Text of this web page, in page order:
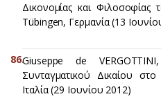
Δικονομίας και Φιλοσοφίας
Tübingen, Γερμανία (13
Giuseppe de
Συνταγματικού Δικαίου
Ιταλία (29 Ιουνίου 2012)